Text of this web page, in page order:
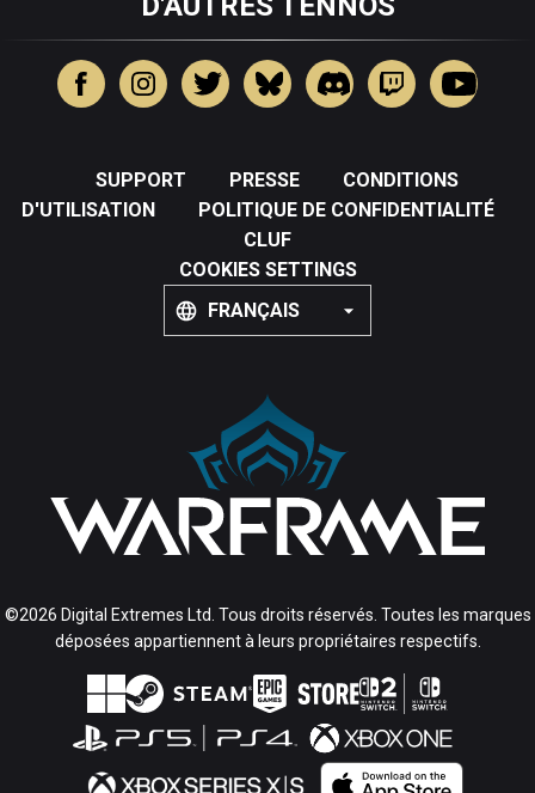
SUPPORT PRESSE
CONDITIONS
D'UTILISATION
POLITIQUE DE CONFIDENTIALITÉ
CLUF
COOKIES SETTINGS
FRANÇAIS
©2026 Digital Extremes Ltd. Tous droits réservés. Toutes les marques
déposées appartiennent à leurs propriétaires respectifs.